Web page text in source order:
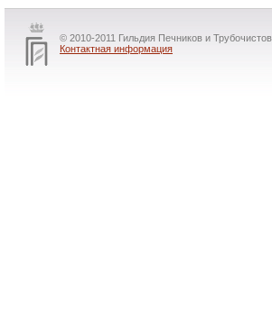
© 2010-2011 Гильдия Печников и
Контактная информация